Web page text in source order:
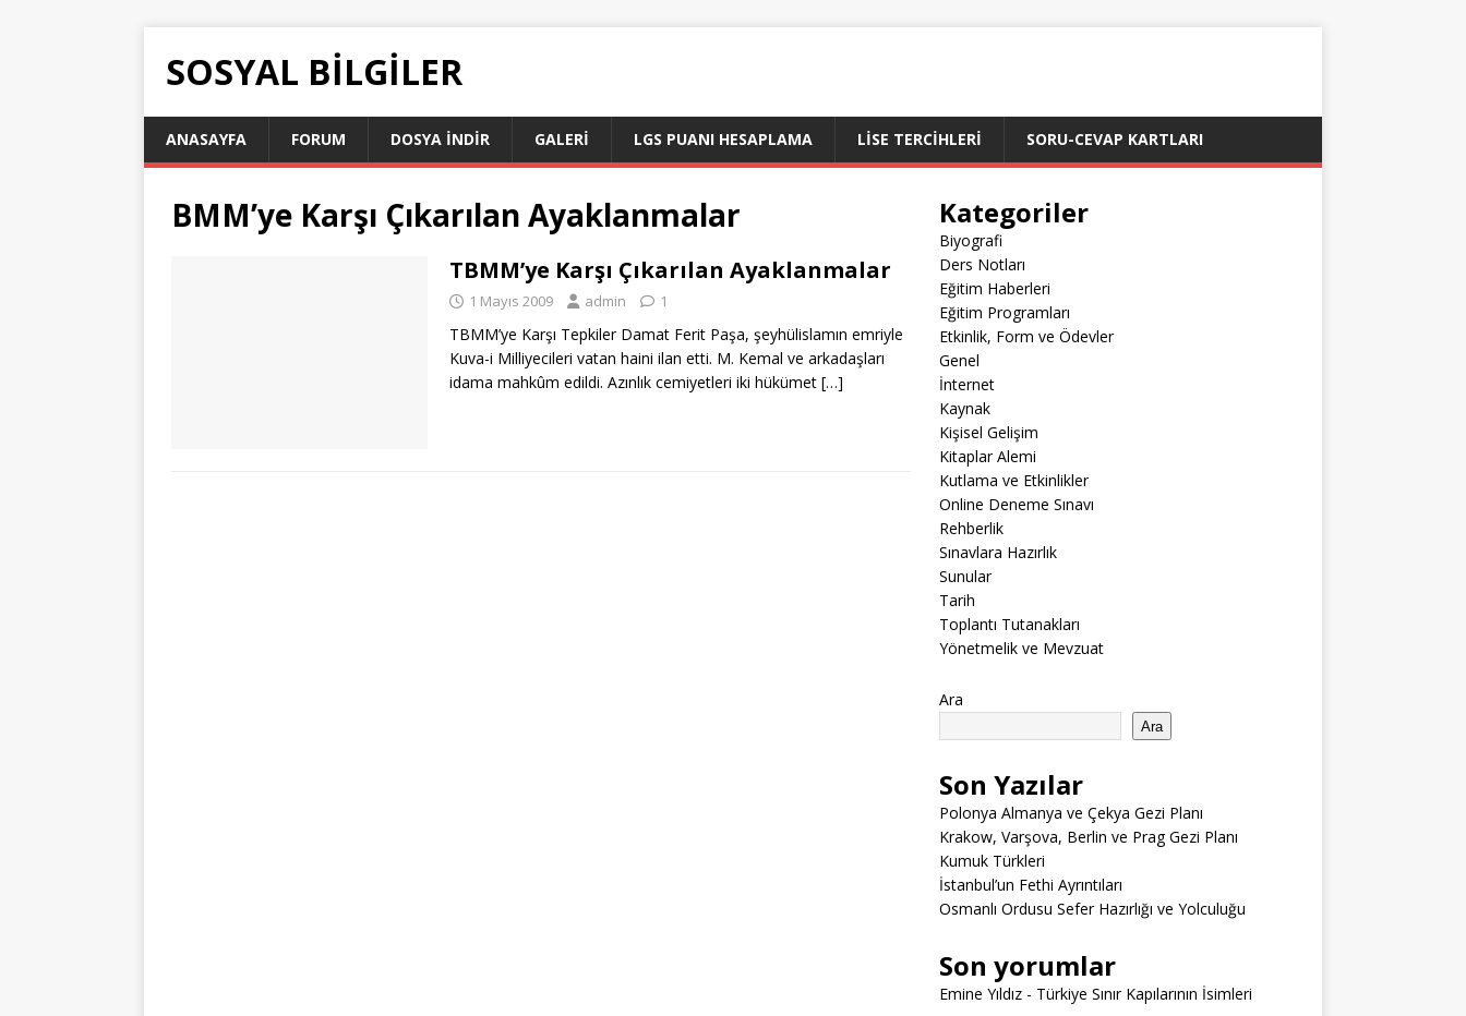
SOSYAL BILGILER
ANASAYFA FORUM DOSYA İNDIR GALERI LGS PUANI HESAPLAMA LİSE TERCİHLERİ SORU-CEVAP KARTLARI
BMM’ye Karşı Çıkarılan Ayaklanmalar
TBMM’ye Karşı Çıkarılan Ayaklanmalar
1 Mayıs 2009 admin 1
TBMM’ye Karşı Tepkiler Damat Ferit Paşa, şeyhülislamın emriyle
Kuva-i Milliyecileri vatan haini ilan etti. M. Kemal ve arkadaşları
idama mahkûm edildi. Azınlık cemiyetleri iki hükümet […]
Kategoriler
Biyografi
Ders Notları
Eğitim Haberleri
Eğitim Programları
Etkinlik, Form ve Ödevler
Genel
İnternet
Kaynak
Kişisel Gelişim
Kitaplar Alemi
Kutlama ve Etkinlikler
Online Deneme Sınavı
Rehberlik
Sınavlara Hazırlık
Sunular
Tarih
Toplantı Tutanakları
Yönetmelik ve Mevzuat
Ara
Ara
Son Yazılar
Polonya Almanya ve Çekya Gezi Planı
Krakow, Varşova, Berlin ve Prag Gezi Planı
Kumuk Türkleri
İstanbul’un Fethi Ayrıntıları
Osmanlı Ordusu Sefer Hazırlığı ve Yolculuğu
Son yorumlar
Emine Yıldız- Türkiye Sınır Kapılarının İsimleri